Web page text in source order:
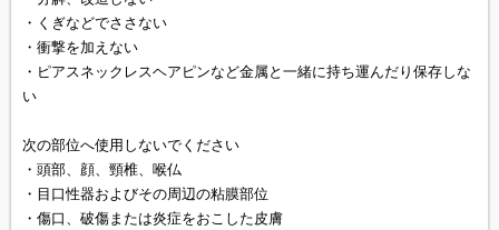
・くぎなどでささない
・衝撃を加えない
・ピアスネックレスヘアピンなど金属と一緒に持ち運んだり保存しな
い
次の部位へ使用しないでください
・頭部、顔、頸椎、喉仏
・目口性器およびその周辺の粘膜部位
・傷口、破傷または炎症をおこした皮膚